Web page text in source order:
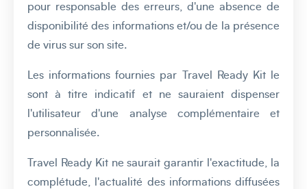
pour responsable des erreurs, d'une absence de
disponibilité des informations et/ou de la présence
de virus sur son site.
Les informations fournies par Travel Ready Kit le
sont à titre indicatif et ne sauraient dispenser
l'utilisateur d'une analyse complémentaire et
personnalisée.
Travel Ready Kit ne saurait garantir l'exactitude, la
complétude, l'actualité des informations diffusées